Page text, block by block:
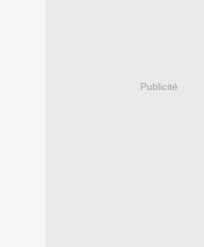
Publicité